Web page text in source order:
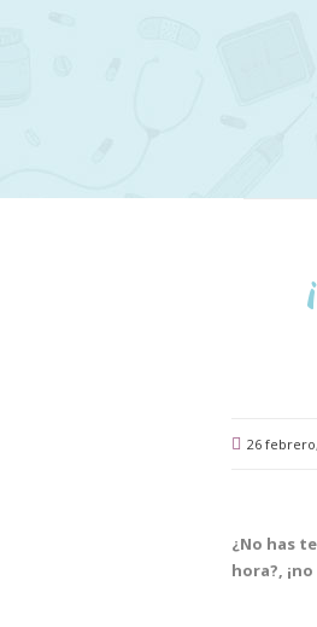
26
¿No has
hora?,